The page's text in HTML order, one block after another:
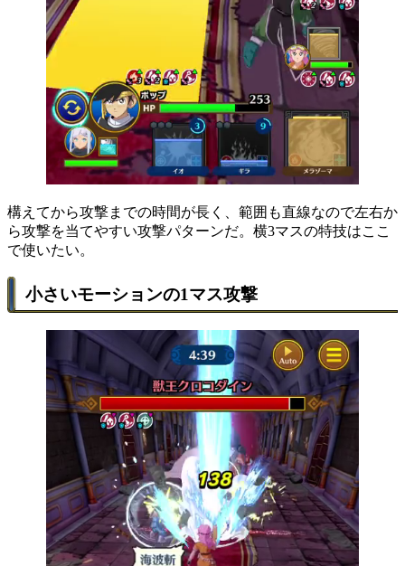
構えてから攻撃までの時間が長く、範囲も直線なので左右か
ら攻撃を当てやすい攻撃パターンだ。横3マスの特技はここ
で使いたい。
小さいモーションの1マス攻撃